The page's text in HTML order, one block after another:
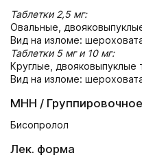
Таблетки 2,5 мг:
Овальные,
Вид на изломе:
Таблетки 5 мг и 10 мг:
Круглые, двояковыпуклые
Вид на изломе:
МНН /
Бисопролол
Лек. форма